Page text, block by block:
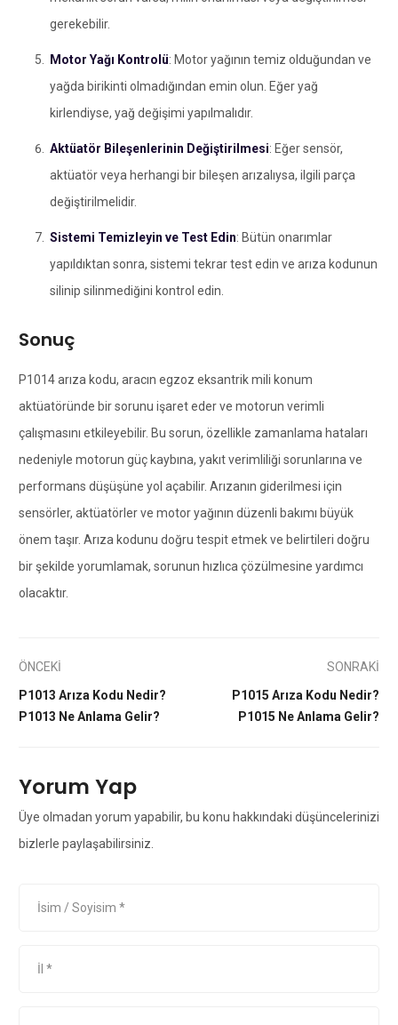
gerekebilir.
Motor Yağı Kontrolü: Motor yağının temiz olduğundan ve
yağda birikinti olmadığından emin olun. Eğer yağ
kirlendiyse, yağ değişimi yapılmalıdır.
Aktüatör Bileşenlerinin Değiştirilmesi: Eğer sensör,
aktüatör veya herhangi bir bileşen arızalıysa, ilgili parça
değiştirilmelidir.
Sistemi Temizleyin ve Test Edin: Bütün onarımlar
yapıldıktan sonra, sistemi tekrar test edin ve arıza kodunun
silinip silinmediğini kontrol edin.
Sonuç
P1014 arıza kodu, aracın egzoz eksantrik mili konum
aktüatöründe bir sorunu işaret eder ve motorun verimli
çalışmasını etkileyebilir. Bu sorun, özellikle zamanlama hataları
nedeniyle motorun güç kaybına, yakıt verimliliği sorunlarına ve
performans düşüşüne yol açabilir. Arızanın giderilmesi için
sensörler, aktüatörler ve motor yağının düzenli bakımı büyük
önem taşır. Arıza kodunu doğru tespit etmek ve belirtileri doğru
bir şekilde yorumlamak, sorunun hızlıca çözülmesine yardımcı
olacaktır.
ÖNCEKİ
P1013 Arıza Kodu Nedir?
P1013 Ne Anlama Gelir?
SONRAKİ
P1015 Arıza Kodu Nedir?
P1015 Ne Anlama Gelir?
Yorum Yap
Üye olmadan yorum yapabilir, bu konu hakkındaki düşüncelerinizi
bizlerle paylaşabilirsiniz.